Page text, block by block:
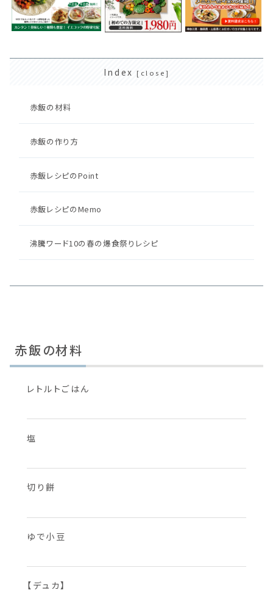
Index
赤飯の材料
赤飯の作り方
赤飯レシピのPoint
赤飯レシピのMemo
沸騰ワード10の春の爆食祭りレシピ
赤飯の材料
レトルトごはん
塩
切り餅
ゆで小豆
【デュカ】